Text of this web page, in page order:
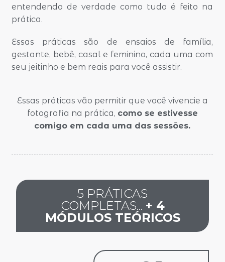
entendendo de verdade como tudo é feito na
prática.
Essas práticas são de ensaios de família,
gestante, bebê, casal e feminino, cada uma com
seu jeitinho e bem reais para você assistir.
Essas práticas vão permitir que você vivencie a
fotografia na prática, como se estivesse
comigo em cada uma das sessões.
5 PRÁTICAS
COMPLETAS... + 4
MÓDULOS TEÓRICOS